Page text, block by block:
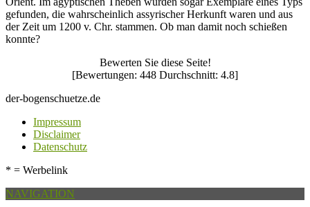
gefunden, die wahrscheinlich assyrischer Herkunft waren und aus
der Zeit um 1200 v. Chr. stammen. Ob man damit noch schießen
konnte?
Bewerten Sie diese Seite!
[Bewertungen: 448 Durchschnitt: 4.8]
der-bogenschuetze.de
Impressum
Disclaimer
Datenschutz
* = Werbelink
NAVIGATION